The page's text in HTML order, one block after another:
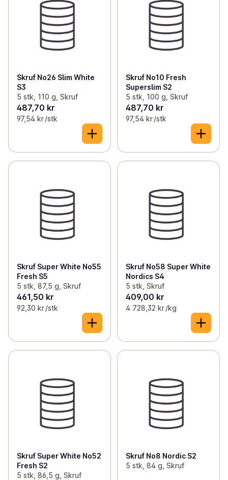
Skruf No26 Slim White
S3
5 stk, 110 g, Skruf
487,70 kr
97,54 kr /stk
Skruf No10 Fresh
Superslim S2
5 stk, 100 g, Skruf
487,70 kr
97,54 kr /stk
Skruf Super White No55
Fresh S5
5 stk, 87,5 g, Skruf
461,50 kr
92,30 kr /stk
Skruf No58 Super White
Nordics S4
5 stk, Skruf
409,00 kr
4 728,32 kr /kg
Skruf Super White No52
Fresh S2
5 stk, 86,5 g, Skruf
Skruf No8 Nordic S2
5 stk, 84 g, Skruf